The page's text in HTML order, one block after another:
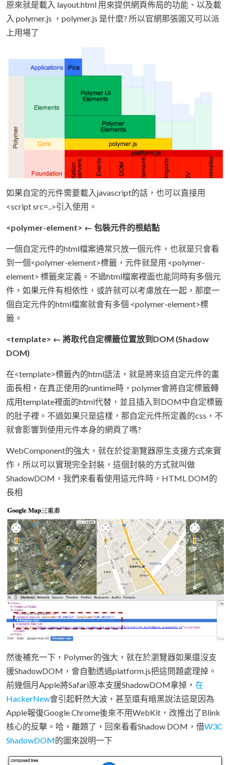
原來就是載入 layout.html 用來提供網頁佈局的功能、以及載
入 polymer.js ，polymer.js 是什麼? 所以官網那張圖又可以派
上用場了
如果自定的元件需要載入javascript的話，也可以直接用
<script src=..>引入使用。
<polymer-element> ← 包裝元件的根結點
一個自定元件的html檔案通常只放一個元件，也就是只會看
到一個<polymer-element>標籤，元件就是用 <polymer-
element> 標籤來定義。不過html檔案裡面也能同時有多個元
件，如果元件有相依性，或許就可以考慮放在一起，那麼一
個自定元件的html檔案就會有多個 <polymer-element>標
籤。
<template> ← 將取代自定標籤位置放到DOM (Shadow
DOM)
在<template>標籤內的html語法，就是將來這自定元件的畫
面長相，在真正使用的runtime時，polymer會將自定標籤轉
成用template裡面的html代替，並且插入到DOM中自定標籤
的肚子裡。不過如果只是這樣，那自定元件所定義的css，不
就會影響到使用元件本身的網頁了嗎?
WebComponent的強大，就在於從瀏覽器原生支援方式來實
作，所以可以實現完全封裝，這個封裝的方式就叫做
ShadowDOM，我們來看看使用這元件時，HTML DOM的
長相
然後補充一下，Polymer的強大，就在於瀏覽器如果還沒支
援ShadowDOM，會自動透過platform.js把這問題處理掉。
前幾個月Apple將Safari原本支援ShadowDOM拿掉， 在
HackerNew會引起軒然大波，甚至還有暗黑說法這是因為
Apple報復Google Chrome後來不用WebKit，改推出了Blink
核心的反擊。哈，離題了，回來看看Shadow DOM，借W3C
ShadowDOM的圖來說明一下